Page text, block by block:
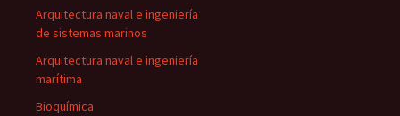
Arquitectura naval e ingeniería
de sistemas marinos
Arquitectura naval e ingeniería
marítima
Bioquímica